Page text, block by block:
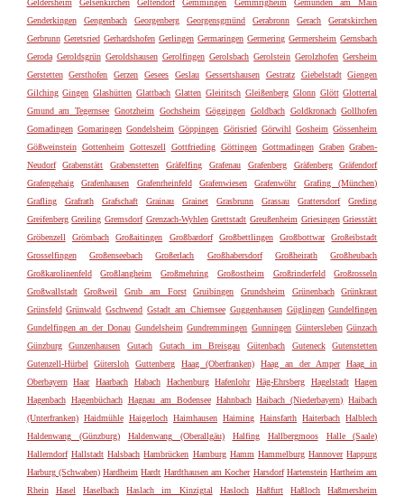
Geldersheim
Gelsenkirchen Geltendorf Gemmingen Gemmrigheim
Gemünden am Main
Genderkingen
Gengenbach Georgenberg Georgensgmünd Gerabronn Gerach
Geratskirchen
Gerbrunn Geretsried Gerhardshofen Gerlingen Germaringen Germering Germersheim Gernsbach
Geroda Geroldsgrün Geroldshausen Gerolfingen Gerolsbach Gerolstein Gerolzhofen Gersheim
Gerstetten
Gersthofen Gerzen Gesees Geslau Gessertshausen Gestratz Giebelstadt
Giengen
Gilching Gingen Glashütten Glattbach Glatten Gleiritsch Gleißenberg Glonn Glött Glottertal
Gmund am Tegernsee Gnotzheim Gochsheim Göggingen Goldbach Goldkronach Gollhofen
Gomadingen Gomaringen Gondelsheim Göppingen Görisried Görwihl Gosheim Gössenheim
Gößweinstein Gottenheim Gotteszell Gottfrieding Göttingen Gottmadingen Graben Graben-
Neudorf
Grabenstätt Grabenstetten Gräfelfing Grafenau Grafenberg Gräfenberg
Gräfendorf
Grafengehaig
Grafenhausen Grafenrheinfeld Grafenwiesen Grafenwöhr
Grafing (München)
Grafling
Grafrath Grafschaft Grainau Grainet Grasbrunn Grassau Grattersdorf
Greding
Greifenberg Greiling Gremsdorf Grenzach-Wyhlen Grettstadt Greußenheim Griesingen Griesstätt
Gröbenzell
Grömbach Großaitingen Großbardorf Großbettlingen Großbottwar
Großeibstadt
Grosselfingen
Großenseebach Großerlach Großhabersdorf Großheirath
Großheubach
Großkarolinenfeld
Großlangheim Großmehring Großostheim Großrinderfeld
Großrosseln
Großwallstadt
Großweil Grub am Forst Gruibingen Grundsheim Grünenbach
Grünkraut
Grünsfeld Grünwald Gschwend Gstadt am Chiemsee Guggenhausen Güglingen Gundelfingen
Gundelfingen an der Donau Gundelsheim Gundremmingen Gunningen Güntersleben Günzach
Günzburg
Gunzenhausen Gutach Gutach im Breisgau Gütenbach Guteneck
Gutenstetten
Gutenzell-Hürbel
Gütersloh Guttenberg Haag (Oberfranken) Haag an der Amper
Haag in
Oberbayern
Haar Haarbach Habach Hachenburg Hafenlohr Häg-Ehrsberg Hagelstadt
Hagen
Hagenbach Hagenbüchach Hagnau am Bodensee Hahnbach Haibach (Niederbayern) Haibach
(Unterfranken) Haidmühle Haigerloch Haimhausen Haiming Hainsfarth Haiterbach Halblech
Haldenwang (Günzburg)
Haldenwang (Oberallgäu) Halfing Hallbergmoos
Halle (Saale)
Hallerndorf Hallstadt Halsbach Hambrücken Hamburg Hamm Hammelburg Hannover Happurg
Harburg (Schwaben) Hardheim Hardt Hardthausen am Kocher Harsdorf Hartenstein Hartheim am
Rhein
Hasel Haselbach Haslach im Kinzigtal Hasloch Haßfurt Haßloch
Haßmersheim